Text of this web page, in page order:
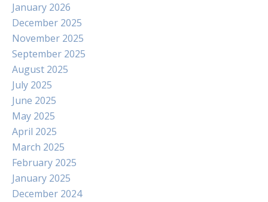
January 2026
December 2025
November 2025
September 2025
August 2025
July 2025
June 2025
May 2025
April 2025
March 2025
February 2025
January 2025
December 2024